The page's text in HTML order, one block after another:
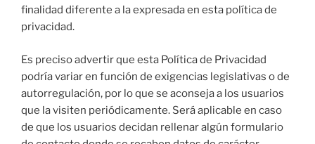
finalidad diferente a la expresada en esta política de
privacidad.
Es preciso advertir que esta Política de Privacidad
podría variar en función de exigencias legislativas o de
autorregulación, por lo que se aconseja a los usuarios
que la visiten periódicamente. Será aplicable en caso
de que los usuarios decidan rellenar algún formulario